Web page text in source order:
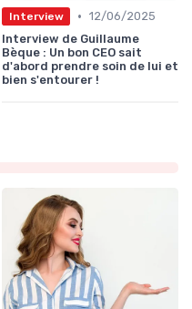
Interview • 12/06/2025
Interview de Guillaume
Bèque : Un bon CEO sait
d'abord prendre soin de lui et
bien s'entourer !